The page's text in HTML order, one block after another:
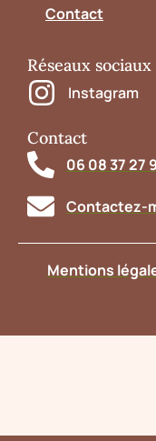
Contact
Réseaux sociaux
Instagram
Contact
06 08 37 27
Contactez-
Mentions